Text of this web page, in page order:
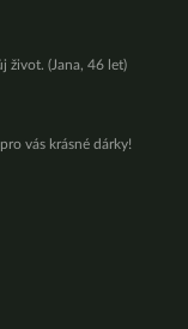
život. (Jana, 46 let)
vás krásné dárky!